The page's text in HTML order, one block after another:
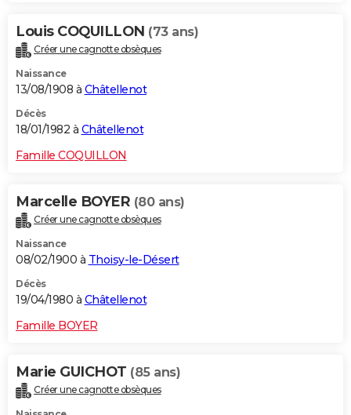
Louis COQUILLON (73 ans)
Créer une cagnotte obsèques
Naissance
13/08/1908 à Châtellenot
Décès
18/01/1982 à Châtellenot
Famille COQUILLON
Marcelle BOYER (80 ans)
Créer une cagnotte obsèques
Naissance
08/02/1900 à Thoisy-le-Désert
Décès
19/04/1980 à Châtellenot
Famille BOYER
Marie GUICHOT (85 ans)
Créer une cagnotte obsèques